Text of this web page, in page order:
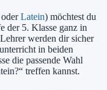
oderLatein) möchtest du
der 5. Klasse ganz in
werden dir sicher
in beiden
die passende Wahl
treffen kannst.